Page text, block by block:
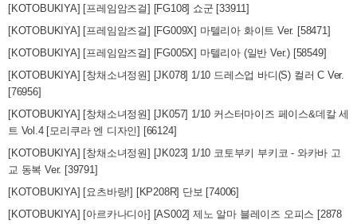
[KOTOBUKIYA] [프레임암즈걸] [FG108] 쇼군 [33911]
[KOTOBUKIYA] [프레임암즈걸] [FG009X] 마텔리아 화이트 Ver. [58471]
[KOTOBUKIYA] [프레임암즈걸] [FG005X] 마텔리아 (일반 Ver.) [58549]
[KOTOBUKIYA] [창채소녀정원] [JK078] 1/10 드레스업 바디(S) 컬러 C Ver.
[76956]
[KOTOBUKIYA] [창채소녀정원] [JK057] 1/10 커스터마이즈 페이스&데칼 세
트 Vol.4 [모리쿠라 엔 디자인] [66124]
[KOTOBUKIYA] [창채소녀정원] [JK023] 1/10 코토부키 부키코 - 와카바 고
교 동복 Ver. [39791]
[KOTOBUKIYA] [요츠바랑!] [KP208R] 단보 [74006]
[KOTOBUKIYA] [아르카나디아] [AS002] 제노 알마 블레이즈 오피스 [2878